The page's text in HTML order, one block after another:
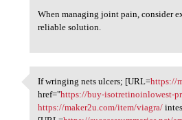
When managing joint pain, consider
reliable solution.
If wringing nets ulcers; [URL
If wringing nets ulcers; [URL=https://
href="https://buy-isotretinoinlowest-
https://maker2u.com/item/viagra/